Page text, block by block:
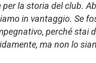
la storia del club.
in vantaggio. Se
perché stai
ma non lo